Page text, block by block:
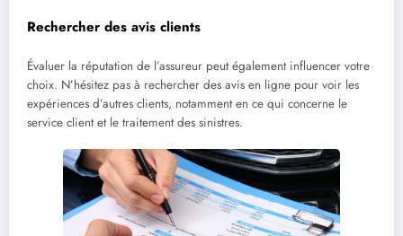
Rechercher des avis clients
Évaluer la réputation de l’assureur peut également influencer votre
choix. N’hésitez pas à rechercher des avis en ligne pour voir les
expériences d’autres clients, notamment en ce qui concerne le
service client et le traitement des sinistres.